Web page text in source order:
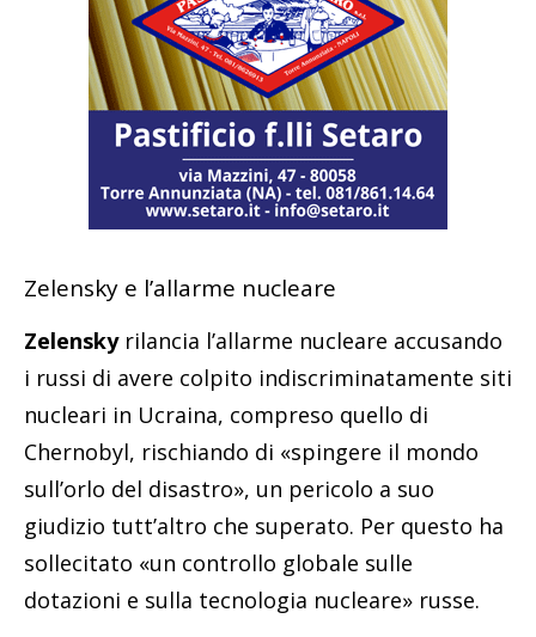
Zelensky e l’allarme nucleare
Zelenskyrilancia l’allarme nucleare accusando
i russi di avere colpito indiscriminatamente siti
nucleari in Ucraina, compreso quello di
Chernobyl, rischiando di «spingere il mondo
sull’orlo del disastro», un pericolo a suo
giudizio tutt’altro che superato. Per questo ha
sollecitato «un controllo globale sulle
dotazioni e sulla tecnologia nucleare» russe.